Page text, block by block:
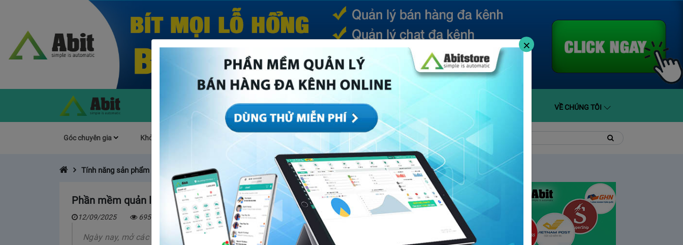
(CURRENT) BÁO GIÁ HỖ TRỢ VỀ CHÚNG TÔI
Góc chuyên gia Khởi Nghiệp Mục khác Quản trị Về Abit
kiếm:
kiếm
Tính năng sản phẩm
Phần mềm quản lý bán hàng và tồn kho hạn chế thất thoát trong bán lẻ
12/09/2025 6955
Ngày nay, mở các chuỗi cửa hàng bán lẻ đang là xu hướng kinh doanh khá hiệu quả.
×